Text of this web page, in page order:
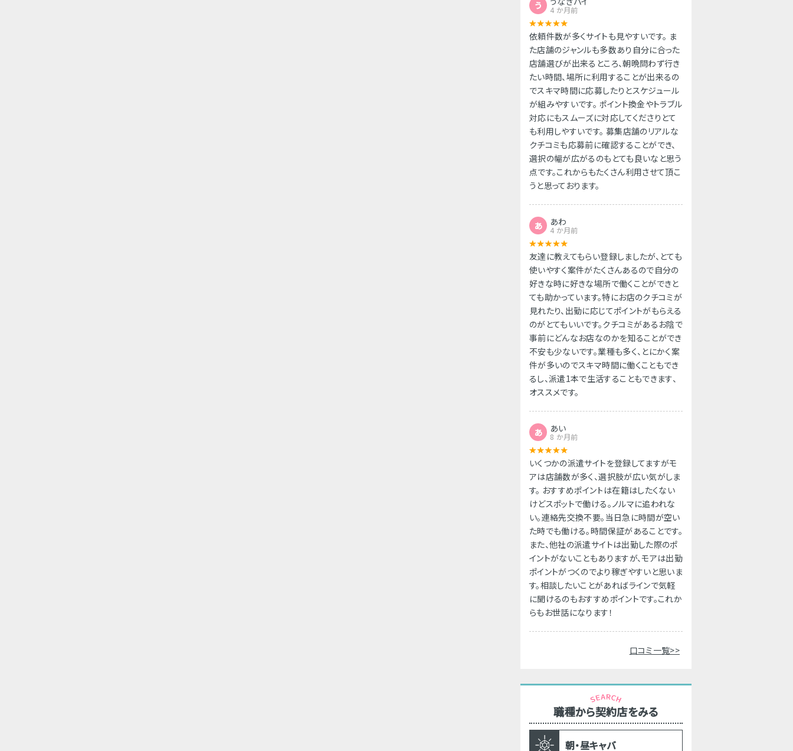
う 4 か月前
依頼件数が多くサイトも見やすいです。 ま
た店舗のジャンルも多数あり自分に合った
店舗選びが出来るところ、朝晩問わず行き
たい時間、場所に利用することが出来るの
でスキマ時間に応募したりとスケジュール
が組みやすいです。 ポイント換金やトラブル
対応にもスムーズに対応してくださりとて
も利用しやすいです。 募集店舗のリアルな
クチコミも応募前に確認することができ、
選択の幅が広がるのもとても良いなと思う
点です。これからもたくさん利用させて頂こ
うと思っております。
あ あわ
4 か月前
友達に教えてもらい登録しましたが、とても
使いやすく案件がたくさんあるので自分の
好きな時に好きな場所で働くことができと
ても助かっています。特にお店のクチコミが
見れたり、出勤に応じてポイントがもらえる
のがとてもいいです。クチコミがあるお陰で
事前にどんなお店なのかを知ることができ
不安も少ないです。業種も多く、とにかく案
件が多いのでスキマ時間に働くこともでき
るし、派遣1本で生活することもできます、
オススメです。
あ あい
8 か月前
いくつかの派遣サイトを登録してますがモ
アは店舗数が多く、選択肢が広い気がしま
す。 おすすめポイントは在籍はしたくない
けどスポットで働ける。ノルマに追われな
い。連絡先交換不要。当日急に時間が空い
た時でも働ける。時間保証があることです。
また、他社の派遣サイトは出勤した際のポ
イントがないこともありますが、モアは出勤
ポイントがつくのでより稼ぎやすいと思いま
す。相談したいことがあればラインで気軽
に聞けるのもおすすめポイントです。これか
らもお世話になります！
口コミ一覧>>
職種から契約店をみる
朝・昼キャバ